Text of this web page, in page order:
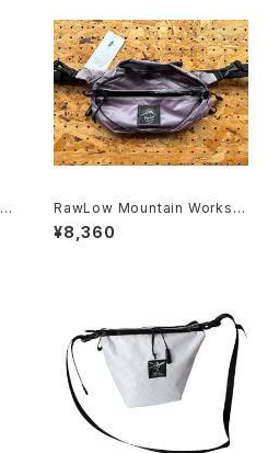
RawLow Mountain Works |
Nuts Pack
¥8,360